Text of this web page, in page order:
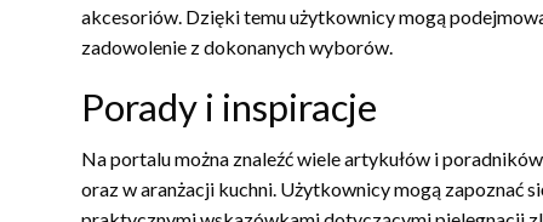
akcesoriów. Dzięki temu użytkownicy mogą
zadowolenie z dokonanych wyborów.
Porady i inspiracje
Na portalu można znaleźć wiele artykułów i
oraz w aranżacji kuchni. Użytkownicy mogą zapoznać